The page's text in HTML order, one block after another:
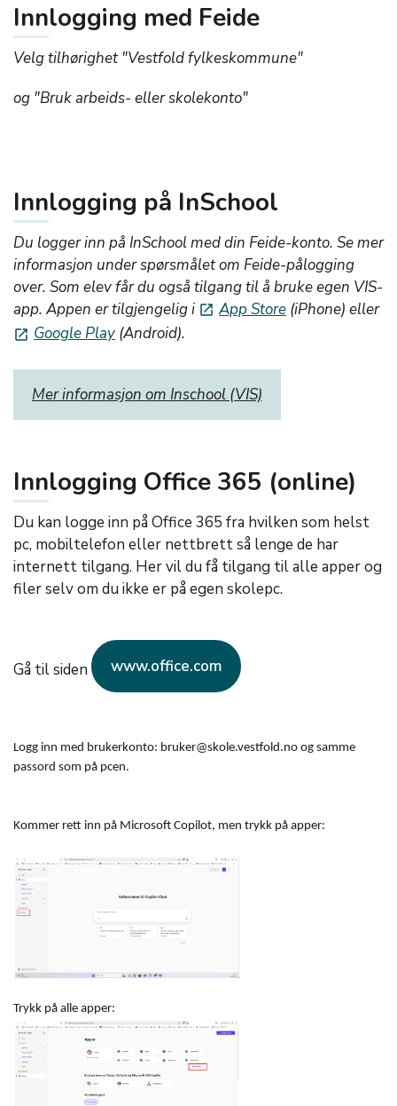
Innlogging med Feide
Velg tilhørighet "Vestfold fylkeskommune"
og "Bruk arbeids- eller skolekonto"
Innlogging på InSchool
Du logger inn på InSchool med din Feide-konto. Se mer
informasjon under spørsmålet om Feide-pålogging
over. Som elev får du også tilgang til å bruke egen VIS-
app. Appen er tilgjengelig i launch App Store (iPhone) eller
launch Google Play (Android).
Mer informasjon om Inschool (VIS)
Innlogging Office 365 (online)
Du kan logge inn på Office 365 fra hvilken som helst
pc, mobiltelefon eller nettbrett så lenge de har
internett tilgang. Her vil du få tilgang til alle apper og
filer selv om du ikke er på egen skolepc.
Gå til siden www.office.com
Logg inn med brukerkonto: bruker@skole.vestfold.no og samme
passord som på pcen.
Kommer rett inn på Microsoft Copilot, men trykk på apper:
Trykk på alle apper: